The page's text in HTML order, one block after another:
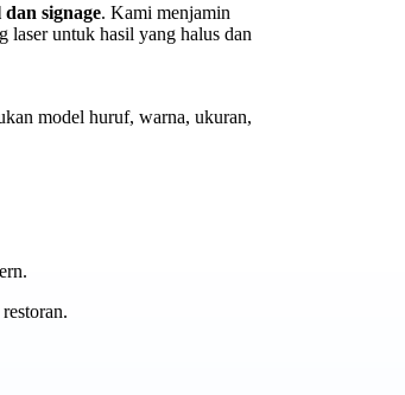
signage. Kami menjamin
laser untuk hasil yang halus dan
model huruf, warna, ukuran,